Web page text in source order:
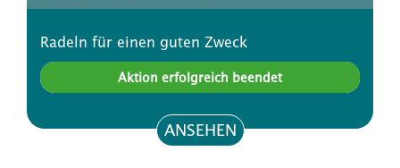
Radeln für einen guten Zweck
Aktion erfolgreich beendet
ANSEHEN